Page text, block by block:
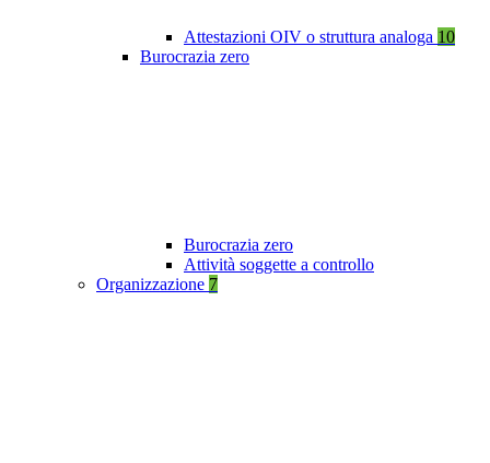
Attestazioni OIV o struttura analoga 10
Burocrazia zero
Burocrazia zero
Attività soggette a controllo
Organizzazione 7